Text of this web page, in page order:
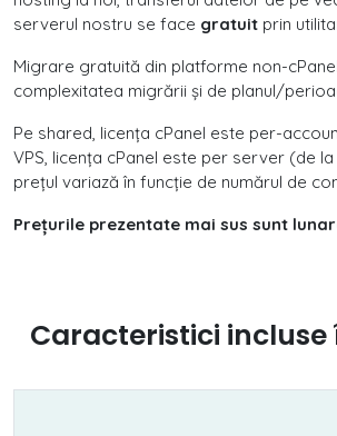
serverul nostru se face gratuit prin
Migrare gratuită din platforme non-
complexitatea migrării și de planul/
Pe shared, licența cPanel este per-
VPS, licența cPanel este per server (de
prețul variază în funcție de numărul de
Prețurile prezentate mai sus sunt
Caracteristici